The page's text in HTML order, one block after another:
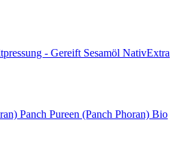
Sesamöl NativExtra
Panch Pureen (Panch Phoran) Bio